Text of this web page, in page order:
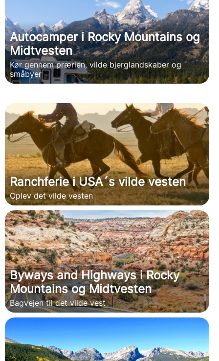
Autocamper i Rocky Mountains og
Midtvesten
Kør gennem prærien, vilde bjerglandskaber og
småbyer
Ranchferie i USA´s vilde vesten
Oplev det vilde vesten
Byways and Highways i Rocky
Mountains og Midtvesten
Bagvejen til det vilde vest